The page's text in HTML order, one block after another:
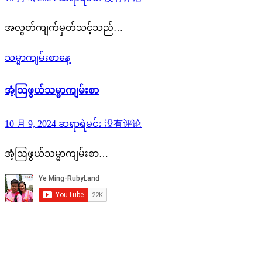
အလွတ်ကျက်မှတ်သင့်သည်…
သမ္မာကျမ်းစာနေ့
အံ့ဩဖွယ်သမ္မာကျမ်းစာ
10 月 9, 2024 ဆရာရဲမင်း 没有评论
အံ့ဩဖွယ်သမ္မာကျမ်းစာ…